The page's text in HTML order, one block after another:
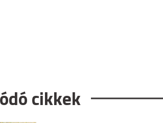
cikkek